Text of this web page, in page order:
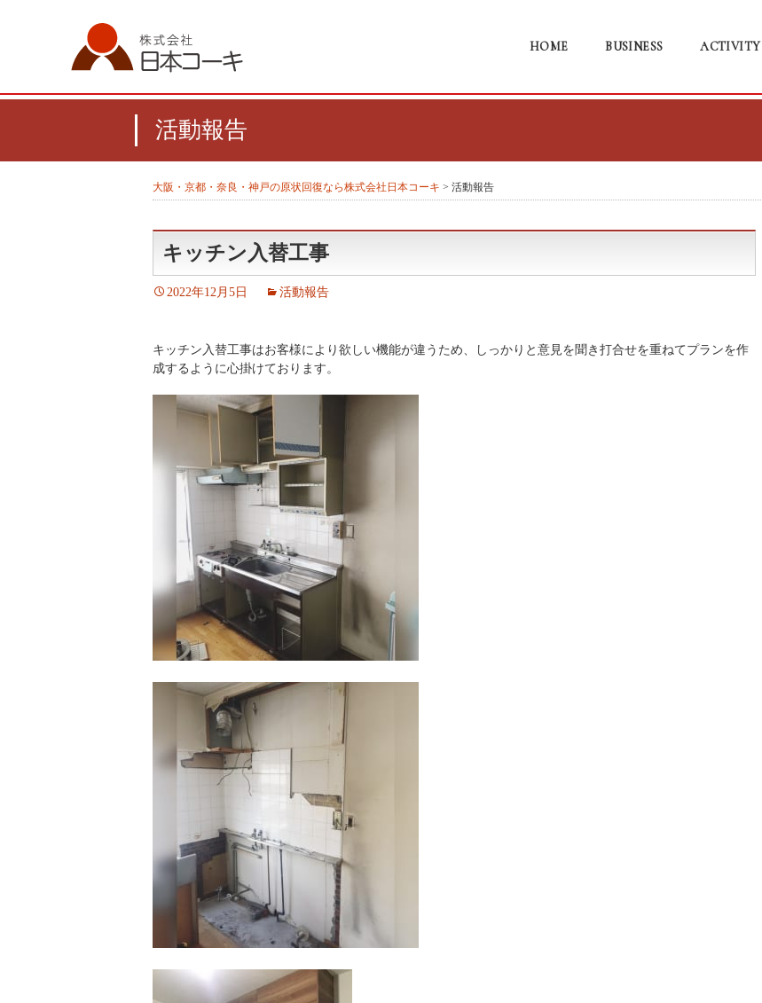
HOME BUSINESS ACTIVITY
活動報告
大阪・京都・奈良・神戸の原状回復なら株式会社日本コーキ > 活動報告
キッチン入替工事
2022年12月5日 活動報告
キッチン入替工事はお客様により欲しい機能が違うため、しっかりと意見を聞き打合せを重ねてプランを作
成するように心掛けております。